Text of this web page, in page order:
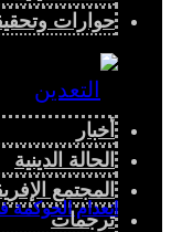
انعدام
حوارات
أخبار
الحالة الدينية
المجتمع
ترجمات